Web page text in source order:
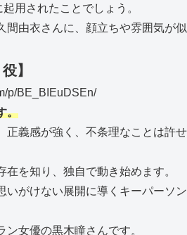
用されたことでしょう。
間由衣さんに、顔立ちや雰囲気が似
】
p/BE_BIEuDSEn/
。
正義感が強く、不条理なことは許せ
を知り、独自で動き始めます。
いがけない展開に導くキーパーソン
女優の黒木瞳さんです。